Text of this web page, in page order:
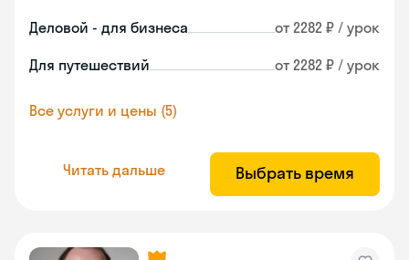
Деловой - для бизнеса от 2282 ₽ / урок
Для путешествий от 2282 ₽ / урок
Все услуги и цены (5)
Читать дальше Выбрать время